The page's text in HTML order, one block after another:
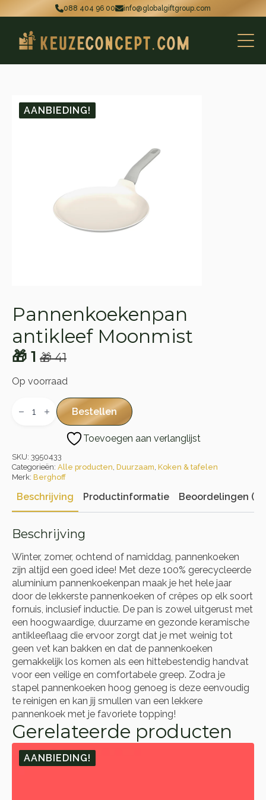
088 404 96 00 info@globalgiftgroup.com
AANBIEDING!
Pannenkoekenpan
antikleef Moonmist
🎁41
Oorspronkelijke
prijs
🎁 41.
🎁 1
Huidige
prijs
🎁 1.
Op voorraad
Pannenkoekenpan
antikleef
Bestellen
Toevoegen aan verlanglijst
SKU: 3950433
Categorieën: Alle producten, Duurzaam, Koken & tafelen
Merk: Berghoff
Beschrijving Productinformatie Beoordelingen (0)
Beschrijving
Winter, zomer, ochtend of namiddag, pannenkoeken
zijn altijd een goed idee! Met deze 100% gerecycleerde
aluminium pannenkoekenpan maak je het hele jaar
door de lekkerste pannenkoeken of crêpes op elk soort
fornuis, inclusief inductie. De pan is zowel uitgerust met
een hoogwaardige, duurzame en gezonde keramische
antikleeflaag die ervoor zorgt dat je met weinig tot
geen vet kan bakken en dat de pannenkoeken
gemakkelijk los komen als een hittebestendig handvat
voor een veilige en comfortabele greep. Zodra je
stapel pannenkoeken hoog genoeg is deze eenvoudig
te reinigen en kan jij smullen van een lekkere
pannenkoek met je favoriete topping!
Gerelateerde producten
AANBIEDING!